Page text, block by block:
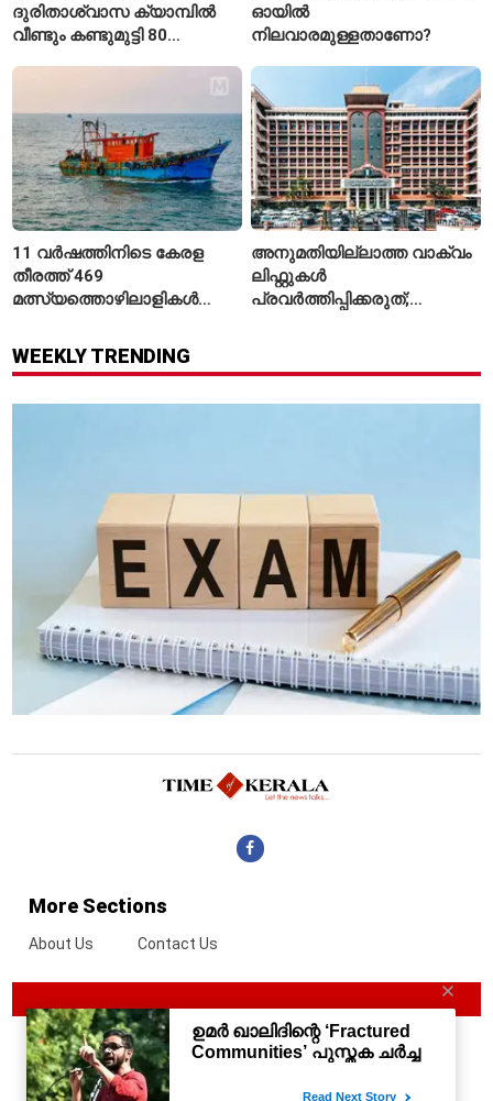
ദുരിതാശ്വാസ ക്യാമ്പിൽ
വീണ്ടും കണ്ടുമുട്ടി 80
ഓയിൽ
നിലവാരമുള്ളതാണോ?
11 വർഷത്തിനിടെ കേരള
തീരത്ത് 469
മത്സ്യത്തൊഴിലാളികൾ
കാണാതായി, 47,773 പേരെ
രക്ഷപ്പെടുത്തി
അനുമതിയില്ലാത്ത വാക്വം
ലിഫ്റ്റുകൾ
പ്രവർത്തിപ്പിക്കരുത്;
ലിഫ്റ്റുകൾക്ക്
WEEKLY TRENDING
More Sections
About Us Contact Us